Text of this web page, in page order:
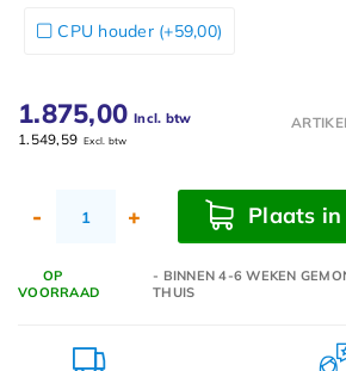
CPU houder (+59,00)
1.875,00 Incl. btw
1.549,59 Excl. btw
- + Plaats
OP
VOORRAAD
- BINNEN 4-6 WEKEN
THUIS